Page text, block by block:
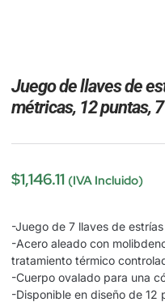
Juego de llaves de
métricas, 12 puntas,
$1,146.11 (IVA Incluido)
-Juego de 7 llaves de
-Acero aleado con
tratamiento térmico
-Cuerpo ovalado para una
-Disponible en diseño de 12